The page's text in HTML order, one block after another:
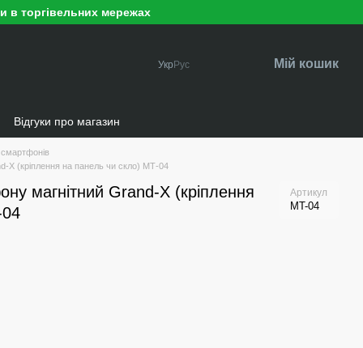
в торгівельних мережах
Укр Рус Мій кошик
Відгуки про магазин
X (кріплення на панель чи скло) МТ-04
магнітний Grand-X (кріплення
Артикул
MT-04